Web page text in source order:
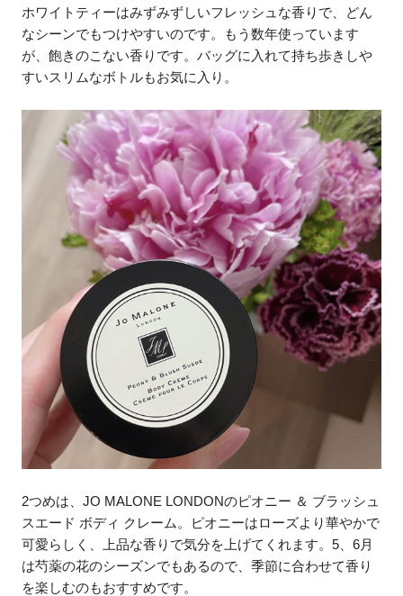
ホワイトティーはみずみずしいフレッシュな香りで、どん
なシーンでもつけやすいのです。もう数年使っています
が、飽きのこない香りです。バッグに入れて持ち歩きしや
すいスリムなボトルもお気に入り。
2つめは、JO MALONE LONDONのピオニー ＆ ブラッシュ
スエード ボディ クレーム。ピオニーはローズより華やかで
可愛らしく、上品な香りで気分を上げてくれます。5、6月
は芍薬の花のシーズンでもあるので、季節に合わせて香り
を楽しむのもおすすめです。